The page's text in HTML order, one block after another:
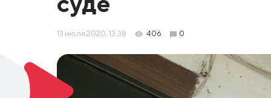
13 июля 2020, 13:38 406 0